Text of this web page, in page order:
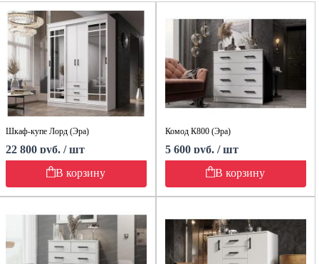
Шкаф-купе Лорд (Эра)
22 800 руб. / шт
В корзину
Комод К800 (Эра)
5 600 руб. / шт
В корзину